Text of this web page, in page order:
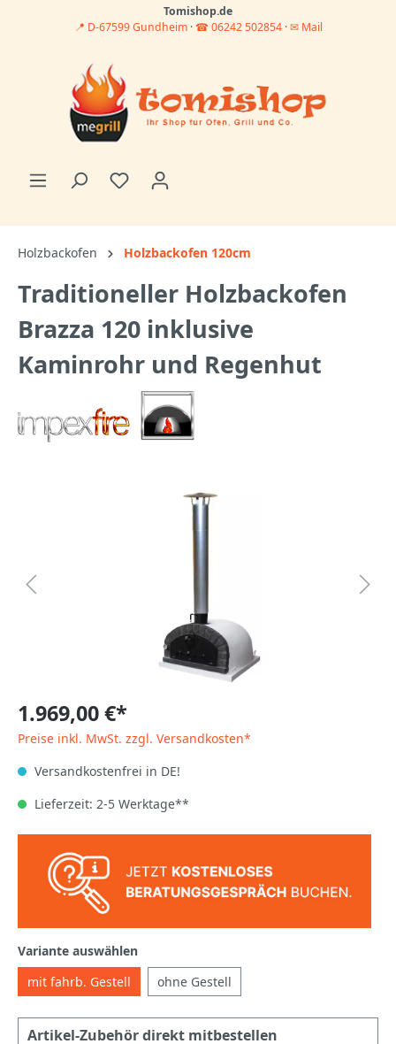
Tomishop.de
📍 D-67599 Gundheim · ☎ 06242 502854·✉ Mail
Holzbackofen Holzbackofen 120cm
Traditioneller Holzbackofen
Brazza 120 inklusive
Kaminrohr und Regenhut
1.969,00 €*
Preise inkl. MwSt. zzgl. Versandkosten*
Versandkostenfrei in DE!
Lieferzeit: 2-5 Werktage**
Variante auswählen
mit fahrb. Gestell
ohne Gestell
Artikel-Zubehör direkt mitbestellen